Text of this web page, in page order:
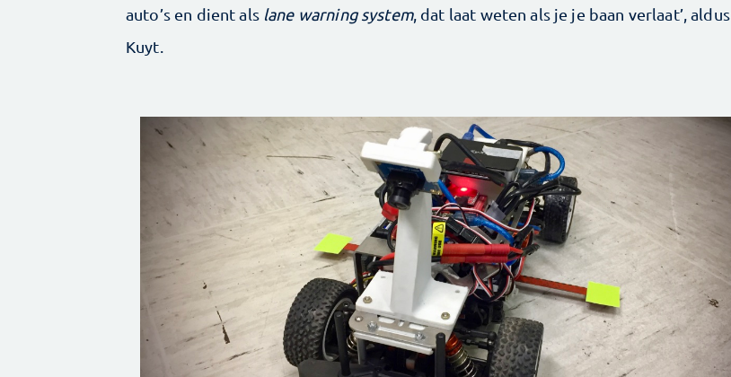
auto’s en dient als lane warning system, dat laat weten als je je baan verlaat’, aldus
Kuyt.